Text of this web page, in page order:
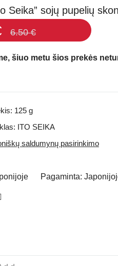
Seika” sojų pupelių
6.50 €
šiuo metu šios prekės
125 g
ITO SEIKA
saldumynų pasirinkimo
Pagaminta: